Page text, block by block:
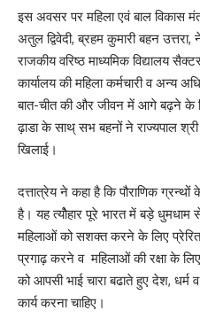
इस अवसर पर महिला एवं बाल विकास
अतुल द्विवेदी, ब्रहम कुमारी बहन
राजकीय वरिष्ठ माध्यमिक विद्यालय
कार्यालय की महिला कर्मचारी व अन्य
बात-चीत की और जीवन में आगे बढ़ने के
ढ़ाडा के साथ् सभ बहनों ने राज्यपाल श्री
खिलाई।
दत्तात्रेय ने कहा है कि पौराणिक
है। यह त्योैहार पूरे भारत में बड़े धुमधाम
महिलाओं को सशक्त करने के लिए
प्रगाढ़ करने व महिलाओं की रक्षा के
को आपसी भाई चारा बढाते हुए देश,
कार्य करना चाहिए।